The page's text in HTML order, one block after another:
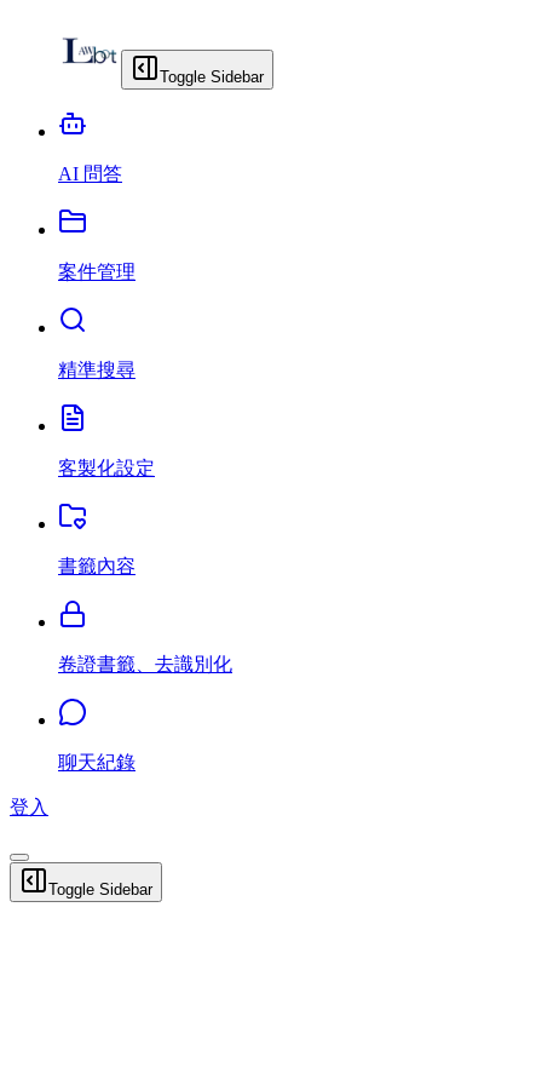
Toggle Sidebar
AI 問答
案件管理
精準搜尋
客製化設定
書籤內容
卷證書籤、去識別化
聊天紀錄
登入
Toggle Sidebar